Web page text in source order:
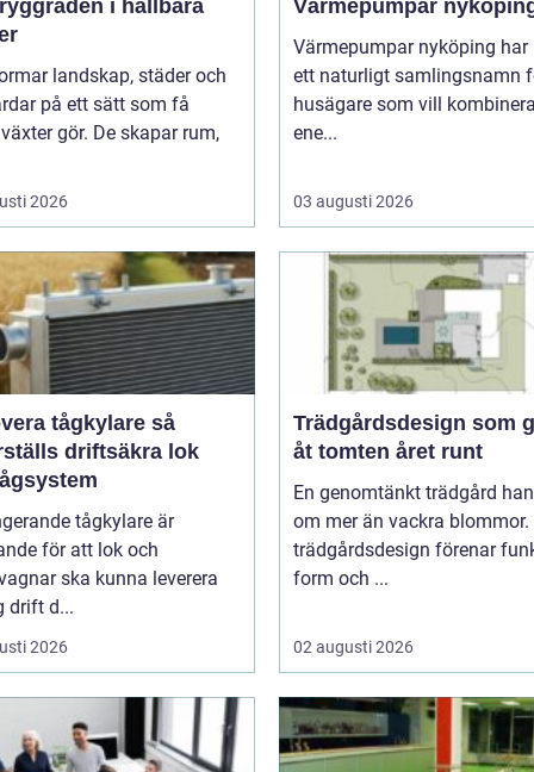
landskap, städer och
på ett sätt som få
gör. De skapar rum,
2026
Värmepumpar
Värmepumpar nyköping
ett naturligt samlingsnamn
husägare som vill
ene...
03 augusti 2026
tågkylare så
driftsäkra lok
tågkylare är
för att lok och
ska kunna leverera
drift d...
2026
Trädgårdsdesign som
åt tomten året runt
En genomtänkt trädgård
om mer än vackra blommor.
trädgårdsdesign förenar
form och ...
02 augusti 2026